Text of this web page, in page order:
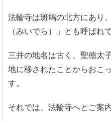
法輪寺は斑鳩の北方にあり
（みいでら）」とも呼ばれ
三井の地名は古く、聖徳太
地に移されたことからおこ
す。
それでは、法輪寺へとご案